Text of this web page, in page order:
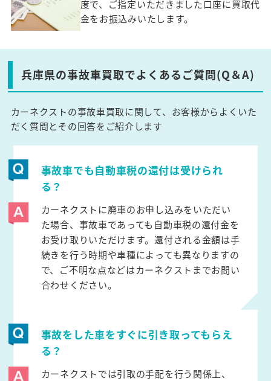
度で、ご指定いただきました口座に買取代
金をお振込みいたします。
兵庫県の事故車買取でよくあるご質問(Q＆A)
カーネクストの事故車買取に関して、お客様からよくいた
だく質問とその回答をご紹介します
事故車でも自動車税の還付は受けられ
る？
カーネクストに廃車のお申し込みをいただい
た場合、事故車であっても自動車税の還付金を
お受け取りいただけます。還付される金額は手
続きを行う時期や車種によっても異なりますの
で、ご不明な点などはカーネクストまでお問い
合わせください。
事故をした車をすぐに引き取ってもらえ
る？
カーネクストでは引取の手配を行う関係上、